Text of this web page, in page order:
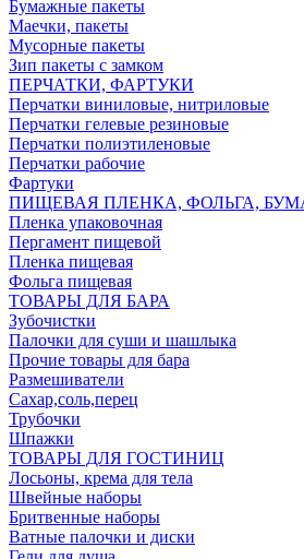
Бумажные пакеты
Маечки, пакеты
Мусорные пакеты
Зип пакеты с замком
ПЕРЧАТКИ, ФАРТУКИ
Перчатки виниловые, нитриловые
Перчатки гелевые резиновые
Перчатки полиэтиленовые
Перчатки рабочие
Фартуки
ПИЩЕВАЯ ПЛЕНКА, ФОЛЬГА,
Пленка упаковочная
Пергамент пищевой
Пленка пищевая
Фольга пищевая
ТОВАРЫ ДЛЯ БАРА
Зубочистки
Палочки для суши и шашлыка
Прочие товары для бара
Размешиватели
Сахар,соль,перец
Трубочки
Шпажки
ТОВАРЫ ДЛЯ ГОСТИНИЦ
Лосьоны, крема для тела
Швейные наборы
Бритвенные наборы
Ватные палочки и диски